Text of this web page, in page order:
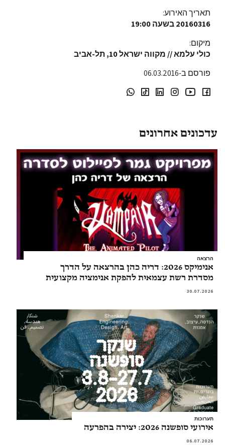
תאריך האירוע:
20160316בשעה 19:00
מיקום:
כולי עלמא // מקווה ישראל 10, תל-אביב
פורסם ב-06.03.2016
עדכונים אחרונים
הרצאה
אנימיקס 2026: דריה כהן בהרצאה על הדרך
מסדרת רשת עצמאית להפקת אנימציה מקצועית
30.07.2026
תערוכות
אירועי סופשנה 2026: יצירה בהפרעה
06.07.2026